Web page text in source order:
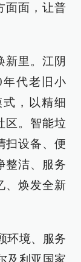
面面，让普
新里。江阴
代老旧小
，以精细
区。智能垃
扫设备、便
洁、服务
、焕发全新
环境、服务
及利亚国家